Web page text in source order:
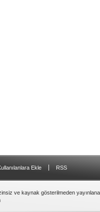
Ekle RSS
ve kaynak gösterilmeden